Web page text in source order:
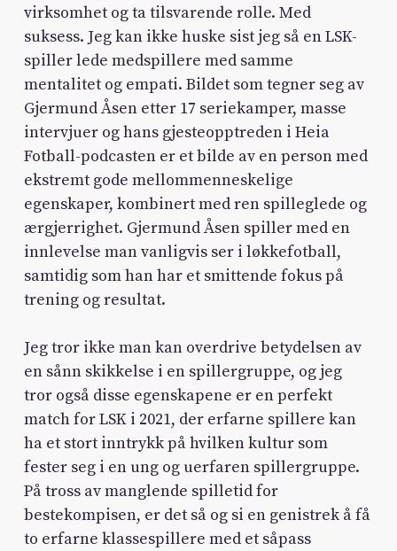
virksomhet og ta tilsvarende rolle. Med
suksess. Jeg kan ikke huske sist jeg så en LSK-
spiller lede medspillere med samme
mentalitet og empati. Bildet som tegner seg av
Gjermund Åsen etter 17 seriekamper, masse
intervjuer og hans gjesteopptreden i Heia
Fotball-podcasten er et bilde av en person med
ekstremt gode mellommenneskelige
egenskaper, kombinert med ren spilleglede og
ærgjerrighet. Gjermund Åsen spiller med en
innlevelse man vanligvis ser i løkkefotball,
samtidig som han har et smittende fokus på
trening og resultat.
Jeg tror ikke man kan overdrive betydelsen av
en sånn skikkelse i en spillergruppe, og jeg
tror også disse egenskapene er en perfekt
match for LSK i 2021, der erfarne spillere kan
ha et stort inntrykk på hvilken kultur som
fester seg i en ung og uerfaren spillergruppe.
På tross av manglende spilletid for
bestekompisen, er det så og si en genistrek å få
to erfarne klassespillere med et såpass